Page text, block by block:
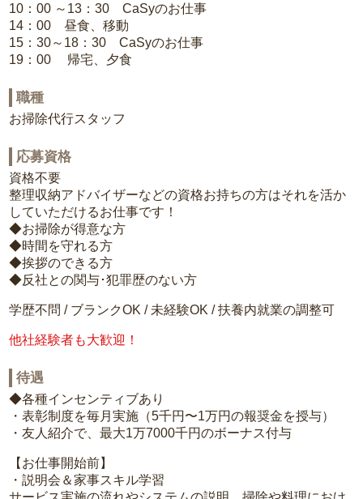
10：00 ～13：30 CaSyのお仕事
14：00 昼食、移動
15：30～18：30 CaSyのお仕事
19：00 帰宅、夕食
職種
お掃除代行スタッフ
応募資格
資格不要
整理収納アドバイザーなどの資格お持ちの方はそれを活か
していただけるお仕事です！
◆お掃除が得意な方
◆時間を守れる方
◆挨拶のできる方
◆反社との関与･犯罪歴のない方
学歴不問 / ブランクOK / 未経験OK / 扶養内就業の調整可
他社経験者も大歓迎！
待遇
◆各種インセンティブあり
・表彰制度を毎月実施（5千円〜1万円の報奨金を授与）
・友人紹介で、最大1万7000千円のボーナス付与
【お仕事開始前】
・説明会＆家事スキル学習